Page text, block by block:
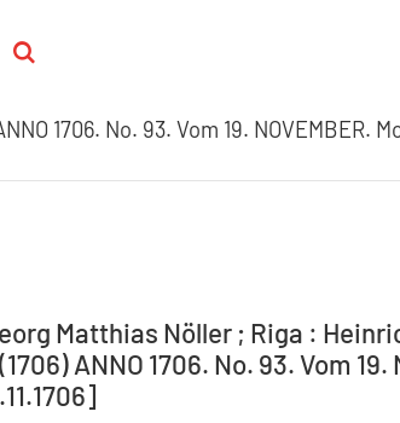
1706. No. 93. Vom 19. NOVEMBER.
Matthias Nöller ; Riga :
ANNO 1706. No. 93. Vom